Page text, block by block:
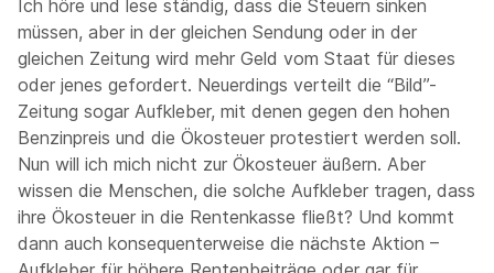
Ich höre und lese ständig, dass die Steuern sinken
müssen, aber in der gleichen Sendung oder in der
gleichen Zeitung wird mehr Geld vom Staat für dieses
oder jenes gefordert. Neuerdings verteilt die “Bild”-
Zeitung sogar Aufkleber, mit denen gegen den hohen
Benzinpreis und die Ökosteuer protestiert werden soll.
Nun will ich mich nicht zur Ökosteuer äußern. Aber
wissen die Menschen, die solche Aufkleber tragen, dass
ihre Ökosteuer in die Rentenkasse fließt? Und kommt
dann auch konsequenterweise die nächste Aktion –